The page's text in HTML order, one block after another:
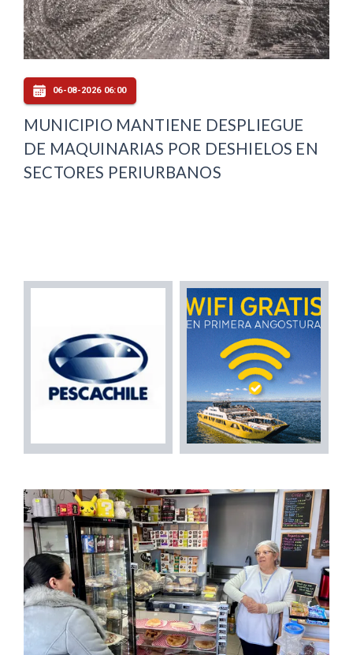
06-08-2026 06:00
MUNICIPIO MANTIENE DESPLIEGUE
DE MAQUINARIAS POR DESHIELOS EN
SECTORES PERIURBANOS